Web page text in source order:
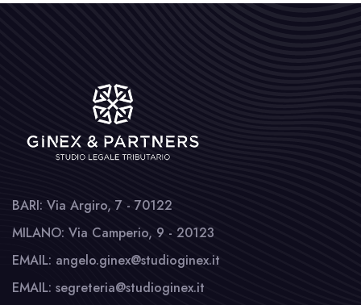
BARI: Via Argiro, 7 - 70122
MILANO: Via Camperio, 9 - 20123
EMAIL: angelo.ginex@studioginex.it
EMAIL: segreteria@studioginex.it